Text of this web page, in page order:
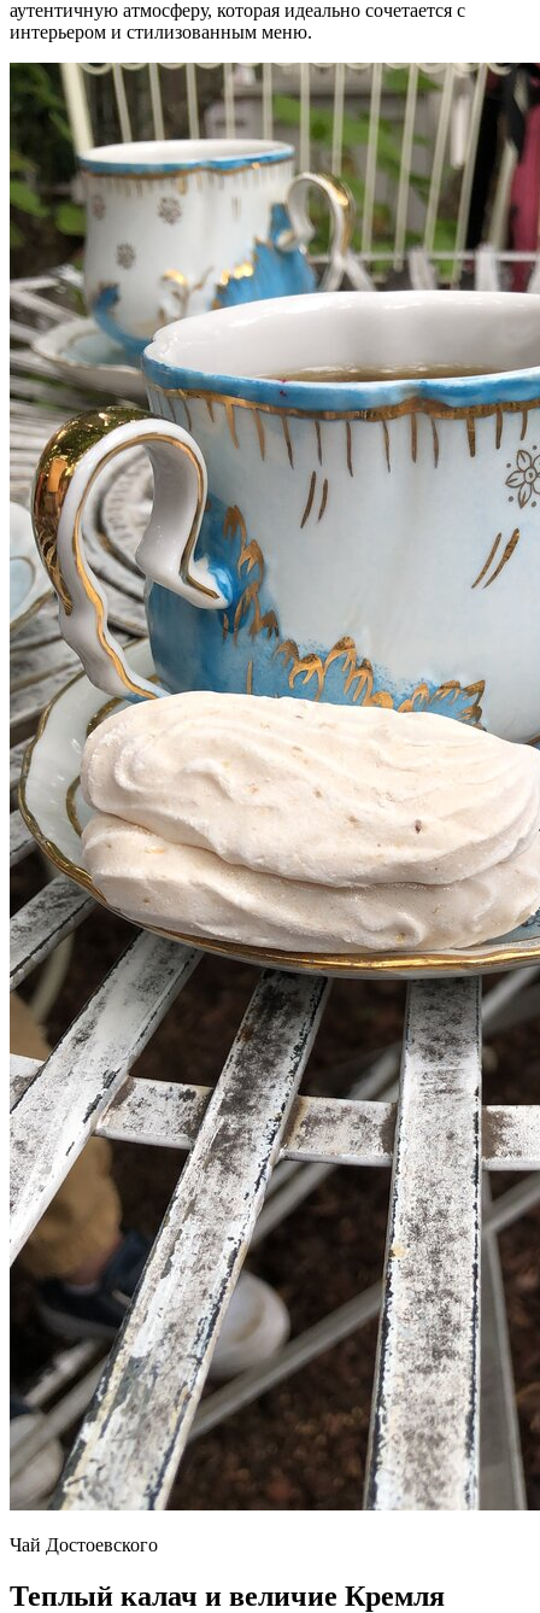
аутентичную атмосферу, которая идеально сочетается с
интерьером и стилизованным меню.
Чай Достоевского
Теплый калач и величие Кремля